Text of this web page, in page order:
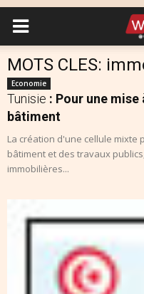
MOTS CLES:
Economie
Tunisie : Pour une
bâtiment
La création d'une cellule mixte
bâtiment et des travaux
immobilières...